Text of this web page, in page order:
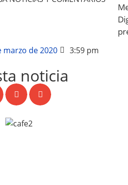
marzo de 2020 3:59 pm
noticia